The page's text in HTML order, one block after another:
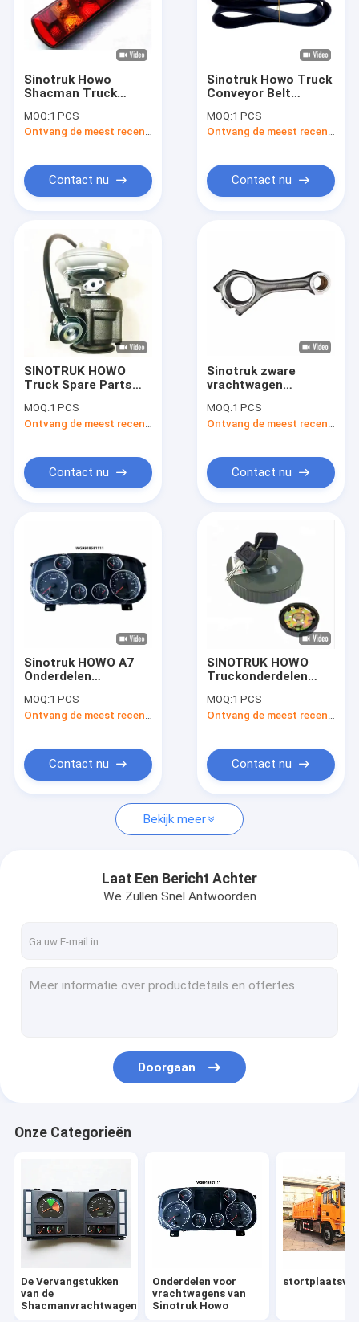
Producten
Over ons
Gevallen
Vraag een offerte
De Vervangstukken van de Shacmanvrachtwagen
stortplaatsvrachtwagen
Tractorvrachtwagen
Onderdelen voor transmissie van vrachtwagens
De Vervangstukken van de Fawvrachtwagen
FOTON-Vrachtwagenvervangstukken
Sinotruk Howo
Shacman Truck
Combinatie
Achterlicht
MOQ:1 PCS
Ontvang de meest recente Prijs
Contact nu
Sinotruk Howo Truck
Conveyor Belt
Parts 6pk1425 8pk
1080 Originele
MOQ:1 PCS
Ontvang de meest recente Prijs
Contact nu
SINOTRUK HOWO
Truck Spare Parts
Motoronderdelen
Turbocompressor
MOQ:1 PCS
Contact nu
Sinotruk zware
vrachtwagen
226B 12160519
Motor
MOQ:1 PCS
Contact nu
Sinotruk HOWO A7
Onderdelen
Dashboard Howo 371
Truck onderdelen
MOQ:1 PCS
Contact nu
SINOTRUK HOWO
Truckonderdelen
Brandstoftankbedekking
Zware
MOQ:1 PCS
Contact nu
Bekijk meer
Laat Een Bericht Achter
We Zullen Snel Antwoorden
Doorgaan
Onze Categorieën
De Vervangstukken
van de
Shacmanvrachtwagen
Onderdelen voor
vrachtwagens van
Sinotruk Howo